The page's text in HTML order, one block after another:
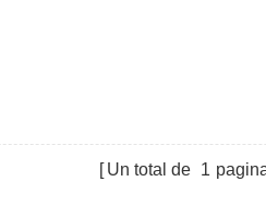
Un total de 1